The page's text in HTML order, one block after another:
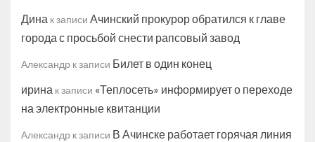
Дина к записи Ачинский прокурор обратился к главе
города с просьбой снести рапсовый завод
Александр к записи Билет в один конец
ирина к записи «Теплосеть» информирует о переходе
на электронные квитанции
Александр к записи В Ачинске работает горячая линия